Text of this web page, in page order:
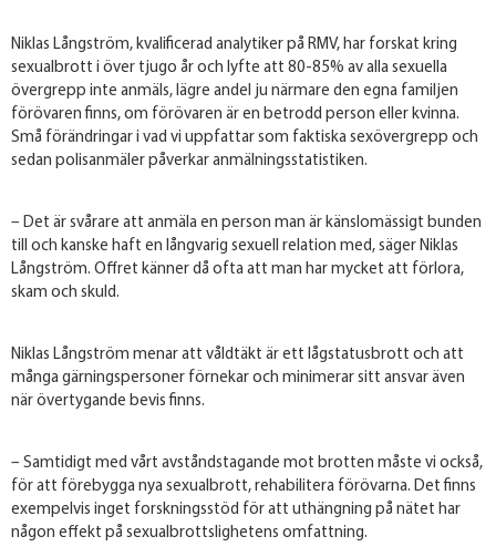
Niklas Långström, kvalificerad analytiker på RMV, har forskat kring
sexualbrott i över tjugo år och lyfte att 80-85% av alla sexuella
övergrepp inte anmäls, lägre andel ju närmare den egna familjen
förövaren finns, om förövaren är en betrodd person eller kvinna.
Små förändringar i vad vi uppfattar som faktiska sexövergrepp och
sedan polisanmäler påverkar anmälningsstatistiken.
– Det är svårare att anmäla en person man är känslomässigt bunden
till och kanske haft en långvarig sexuell relation med, säger Niklas
Långström. Offret känner då ofta att man har mycket att förlora,
skam och skuld.
Niklas Långström menar att våldtäkt är ett lågstatusbrott och att
många gärningspersoner förnekar och minimerar sitt ansvar även
när övertygande bevis finns.
– Samtidigt med vårt avståndstagande mot brotten måste vi också,
för att förebygga nya sexualbrott, rehabilitera förövarna. Det finns
exempelvis inget forskningsstöd för att uthängning på nätet har
någon effekt på sexualbrottslighetens omfattning.